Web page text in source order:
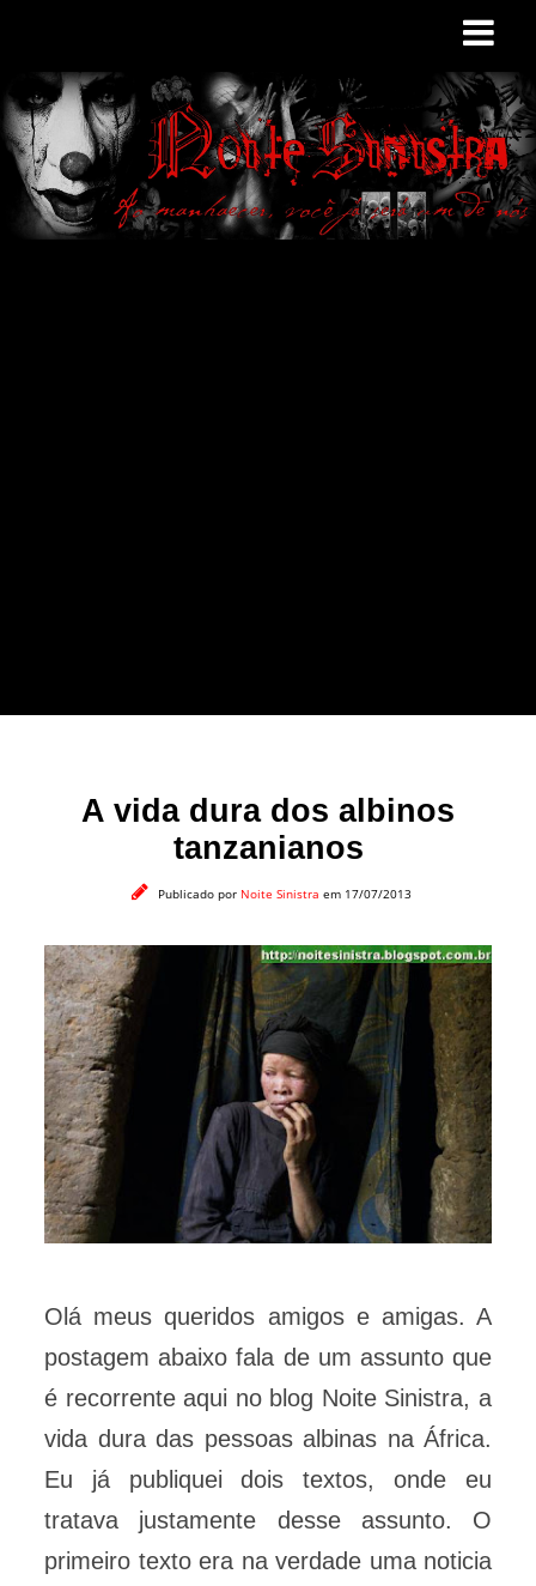
A vida dura dos albinos
tanzanianos
Publicado por Noite Sinistra em 17/07/2013
Olá meus queridos amigos e amigas. A
postagem abaixo fala de um assunto que
é recorrente aqui no blog Noite Sinistra, a
vida dura das pessoas albinas na África.
Eu já publiquei dois textos, onde eu
tratava justamente desse assunto. O
primeiro texto era na verdade uma noticia